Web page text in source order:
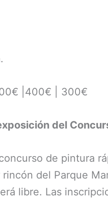
|400€ | 300€
del
de pintura
del Parque
libre. Las